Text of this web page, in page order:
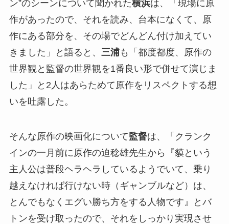
ン”のシーンについて聞かれた横浜は、「現場に原
作があったので、それを読み、台本になくて、原
作にある部分を、その場でどんどん付け加えてい
きました」と語ると、 三浦も「都度都度、原作の
世界観と監督の世界観を1番良い形で併せて演じま
した」と2人はあらためて原作をリスペクトする想
いを吐露した。
そんな原作の映画化について監督は、「クランク
インの一月前に原作の迫稔雄先生から『貘という
主人公は普段ヘラヘラしているようでいて、乗り
越えなければ行けない時（ギャンブルなど）は、
とんでもなくエグい勝ち方をする人物です』とバ
トンを受け取ったので、それをしっかり実現させ